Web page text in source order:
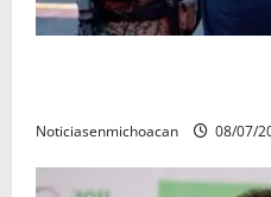
Noticiasenmichoacan 08/07/